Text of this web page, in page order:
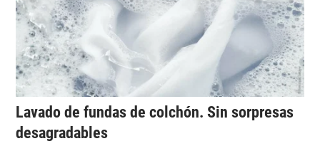
Lavado de fundas de colchón. Sin sorpresas
desagradables